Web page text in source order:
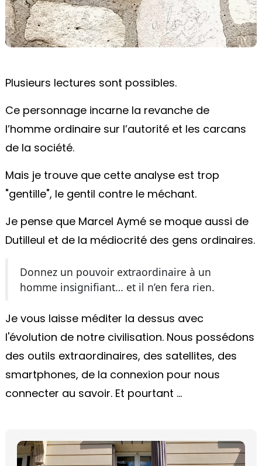
Plusieurs lectures sont possibles.
Ce personnage incarne la revanche de
l’homme ordinaire sur l’autorité et les carcans
de la société.
Mais je trouve que cette analyse est trop
"gentille", le gentil contre le méchant.
Je pense que Marcel Aymé se moque aussi de
Dutilleul et de la médiocrité des gens ordinaires.
Donnez un pouvoir extraordinaire à un
homme insignifiant… et il n’en fera rien.
Je vous laisse méditer la dessus avec
l'évolution de notre civilisation. Nous possédons
des outils extraordinaires, des satellites, des
smartphones, de la connexion pour nous
connecter au savoir. Et pourtant ...